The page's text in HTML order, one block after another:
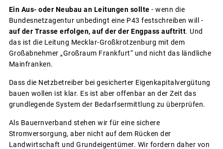
Ein Aus- oder Neubau an Leitungen sollte - wenn die
Bundesnetzagentur unbedingt eine P43 festschreiben will -
auf der Trasse erfolgen, auf der der Engpass auftritt. Und
das ist die Leitung Mecklar-Großkrotzenburg mit dem
Großabnehmer „Großraum Frankfurt“ und nicht das ländliche
Mainfranken.
Dass die Netzbetreiber bei gesicherter Eigenkapitalvergütung
bauen wollen ist klar. Es ist aber offenbar an der Zeit das
grundlegende System der Bedarfsermittlung zu überprüfen.
Als Bauernverband stehen wir für eine sichere
Stromversorgung, aber nicht auf dem Rücken der
Landwirtschaft und Grundeigentümer. Wir fordern daher von